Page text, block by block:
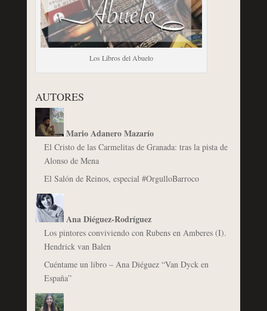
Los Libros del Abuelo
AUTORES
Mario Adanero Mazarío
El Cristo de las Carmelitas de Granada: tras la pista de
Alonso de Mena
El Salón de Reinos, especial #OrgulloBarroco
Ana Diéguez-Rodríguez
Los pintores conviviendo con Rubens en Amberes (I).
Hendrick van Balen
Cuéntame un libro – Ana Diéguez “Van Dyck en
España”